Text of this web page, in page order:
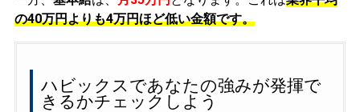
の40万円よりも4万円ほど低い金額です。
ハビックスであなたの強みが発揮で
きるかチェックしよう